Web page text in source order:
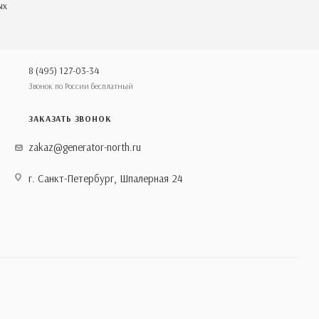
8 (495) 127-03-34
Звонок по России бесплатный
ЗАКАЗАТЬ ЗВОНОК
zakaz@generator-north.ru
г. Санкт-Петербург, Шпалерная 24